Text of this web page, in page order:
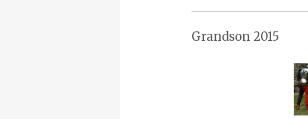
Grandson 2015